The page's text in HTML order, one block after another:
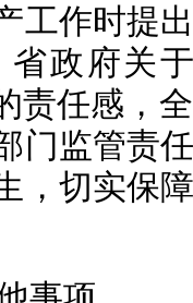
工作时提
政府关
责任感，
门监管责
，切实保